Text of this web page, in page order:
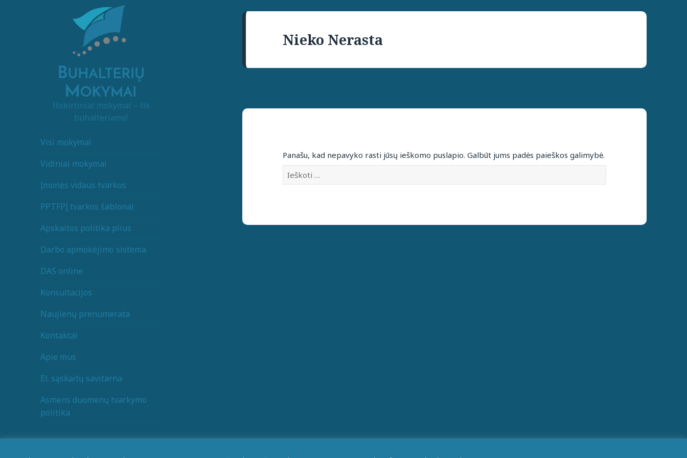
Išskirtiniai mokymai – tik
buhalteriams!
Visi mokymai
Vidiniai mokymai
Įmonės vidaus tvarkos
PPTFPĮ tvarkos šablonai
Apskaitos politika plius
Darbo apmokėjimo sistema
DAS online
Konsultacijos
Naujienų prenumerata
Kontaktai
Apie mus
El. sąskaitų savitarna
Asmens duomenų tvarkymo
politika
Nieko Nerasta
Panašu, kad nepavyko rasti jūsų ieškomo puslapio. Galbūt jums padės paieškos galimybė.
Ieškoti: